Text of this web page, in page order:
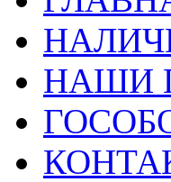
НАШИ